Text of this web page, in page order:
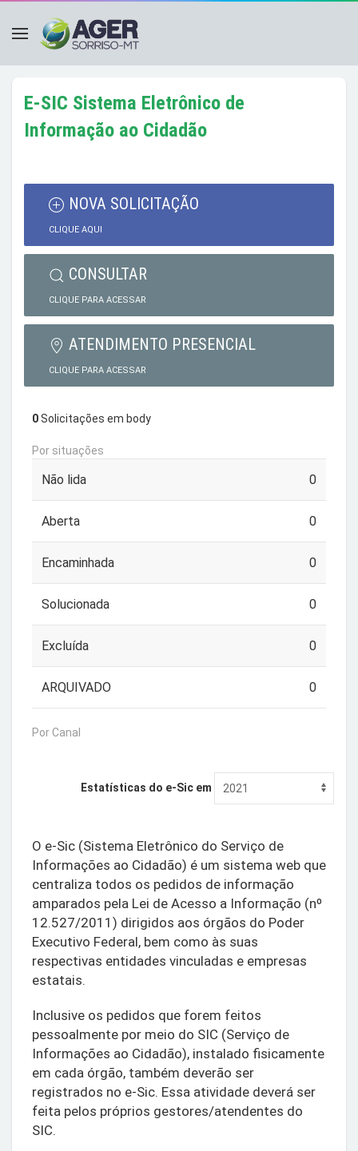
E-SIC Sistema Eletrônico de
Informação ao Cidadão
NOVA SOLICITAÇÃO
CLIQUE AQUI
CONSULTAR
CLIQUE PARA ACESSAR
ATENDIMENTO PRESENCIAL
CLIQUE PARA ACESSAR
0Solicitações em body
Por situações
Não lida 0
Aberta 0
Encaminhada 0
Solucionada 0
Excluída 0
ARQUIVADO 0
Por Canal
Estatísticas do e-Sic em
O e-Sic (Sistema Eletrônico do Serviço de
Informações ao Cidadão) é um sistema web que
centraliza todos os pedidos de informação
amparados pela Lei de Acesso a Informação (nº
12.527/2011) dirigidos aos órgãos do Poder
Executivo Federal, bem como às suas
respectivas entidades vinculadas e empresas
estatais.
Inclusive os pedidos que forem feitos
pessoalmente por meio do SIC (Serviço de
Informações ao Cidadão), instalado fisicamente
em cada órgão, também deverão ser
registrados no e-Sic. Essa atividade deverá ser
feita pelos próprios gestores/atendentes do
SIC.